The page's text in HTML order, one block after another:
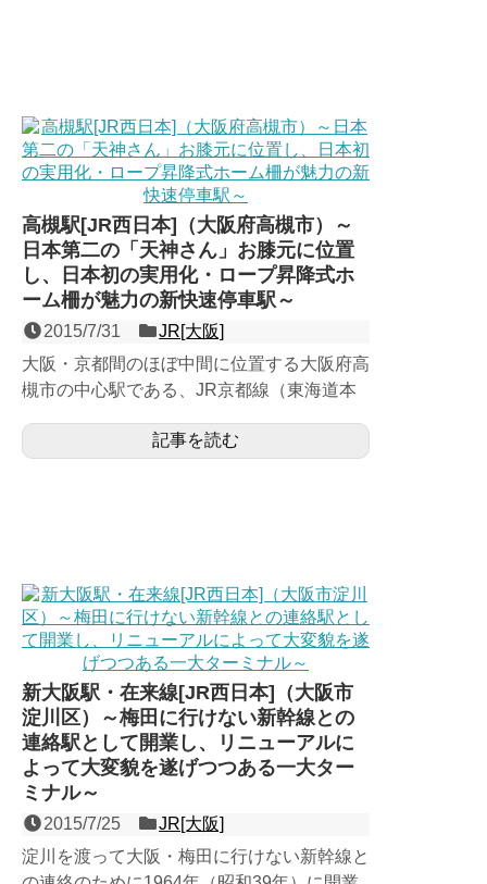
高槻駅[JR西日本]（大阪府高槻市）～
日本第二の「天神さん」お膝元に位置
し、日本初の実用化・ロープ昇降式ホ
ーム柵が魅力の新快速停車駅～
2015/7/31
JR[大阪]
大阪・京都間のほぼ中間に位置する大阪府高
槻市の中心駅である、JR京都線（東海道本
の無いJR西日本の駅...記事を読む
新大阪駅・在来線[JR西日本]（大阪市
淀川区）～梅田に行けない新幹線との
連絡駅として開業し、リニューアルに
よって大変貌を遂げつつある一大ター
ミナル～
2015/7/25
JR[大阪]
淀川を渡って大阪・梅田に行けない新幹線と